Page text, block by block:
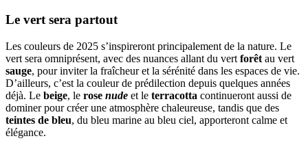
Le vert sera partout
Les couleurs de 2025 s’inspireront principalement de la nature. Le
vert sera omniprésent, avec des nuances allant du vert forêt au vert
sauge, pour inviter la fraîcheur et la sérénité dans les espaces de vie.
D’ailleurs, c’est la couleur de prédilection depuis quelques années
déjà. Le beige, le rose nude et le terracotta continueront aussi de
dominer pour créer une atmosphère chaleureuse, tandis que des
teintes de bleu, du bleu marine au bleu ciel, apporteront calme et
élégance.